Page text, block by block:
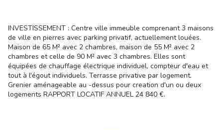
INVESTISSEMENT : Centre ville immeuble comprenant 3 maisons
de ville en pierres avec parking privatif, actuellement louées.
Maison de 65 M² avec 2 chambres, maison de 55 M² avec 2
chambres et celle de 90 M² avec 3 chambres. Elles sont
équipées de chauffage électrique individuel, compteur d'eau et
tout à l'égout individuels. Terrasse privative par logement.
Grenier aménageable au -dessus pour creation d'un ou deux
logements RAPPORT LOCATIF ANNUEL 24 840 €.